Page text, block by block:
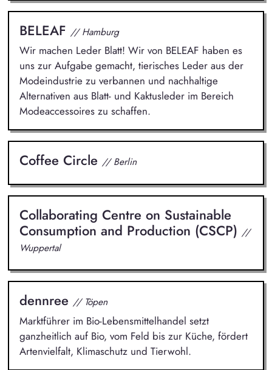
BELEAF // Hamburg
Wir machen Leder Blatt! Wir von BELEAF haben es
uns zur Aufgabe gemacht, tierisches Leder aus der
Modeindustrie zu verbannen und nachhaltige
Alternativen aus Blatt- und Kaktusleder im Bereich
Modeaccessoires zu schaffen.
Coffee Circle // Berlin
Collaborating Centre on Sustainable
Consumption and Production (CSCP) //
Wuppertal
dennree // Töpen
Marktführer im Bio-Lebensmittelhandel setzt
ganzheitlich auf Bio, vom Feld bis zur Küche, fördert
Artenvielfalt, Klimaschutz und Tierwohl.